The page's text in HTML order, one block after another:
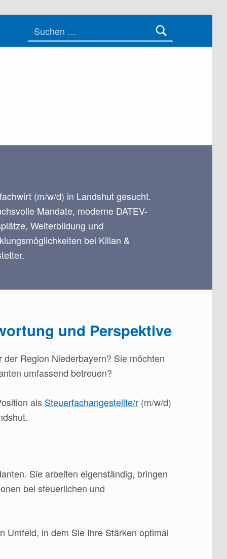
Suchen nach:
(m/w/d) in Landshut gesucht.
Mandate, moderne DATEV-
Weiterbildung und
bei Kilian &
und Perspektive
Region Niederbayern? Sie möchten
umfassend betreuen?
als Steuerfachangestellte/r (m/w/d)
Sie arbeiten eigenständig, bringen
bei steuerlichen und
Umfeld, in dem Sie Ihre Stärken optimal